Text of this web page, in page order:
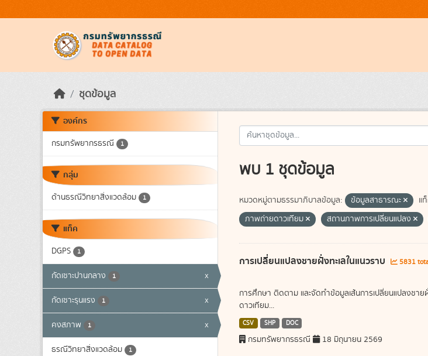
ชุดข้อมูล
องค์กร
กรมทรัพยากรธรณี 1
กลุ่ม
ด้านธรณีวิทยาสิ่งแวดล้อม 1
แท็ค
DGPS 1
กัดเซาะปานกลาง 1 x
กัดเซาะรุนแรง 1 x
คงสภาพ 1 x
ธรณีวิทยาสิ่งแวดล้อม 1
พบ 1 ชุดข้อมูล
หมวดหมู่ตามธรรมาภิบาลข้อมูล: ข้อมูลสาธารณะ แ
ภาพถ่ายดาวเทียม
สถานภาพการเปลี่ยนแปลง
การเปลี่ยนแปลงชายฝั่งทะเลในแนวราบ 5831
การศึกษา ติดตาม และจัดทำข้อมูลเส้นการเปลี่ยนแปลงชา
ดาวเทียม...
CSV SHP DOC
กรมทรัพยากรธรณี 18 มิถุนายน 2569